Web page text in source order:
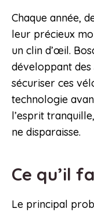
Chaque année,
leur précieux
un clin d’œil.
développant
sécuriser ces
technologie
l’esprit
ne disparaisse.
Ce qu’il
Le principal